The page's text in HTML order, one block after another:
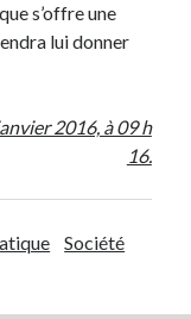
s’offre une
lui donner
2016, à 09 h
16.
Société